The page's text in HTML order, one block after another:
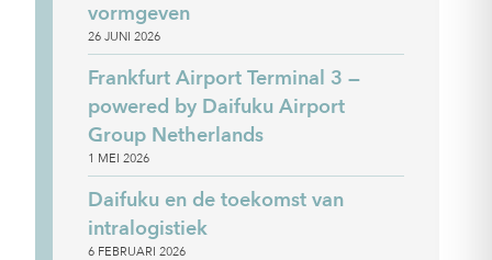
vormgeven
26 JUNI 2026
Frankfurt Airport Terminal 3 —
powered by Daifuku Airport
Group Netherlands
1 MEI 2026
Daifuku en de toekomst van
intralogistiek
6 FEBRUARI 2026